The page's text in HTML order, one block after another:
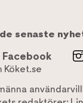
de senaste
Facebook
Köket.se